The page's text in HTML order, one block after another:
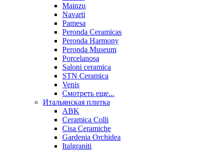
Mainzu
Navarti
Pamesa
Peronda Ceramicas
Peronda Harmony
Peronda Museum
Porcelanosa
Saloni ceramica
STN Ceramica
Venis
Смотреть еще...
Итальянская плитка
ABK
Ceramica Colli
Cisa Ceramiche
Gardenia Orchidea
Italgraniti